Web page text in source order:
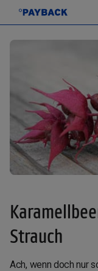
Strauch
Ach, wenn doch nur